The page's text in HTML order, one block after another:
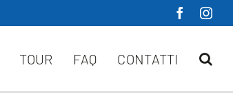
TOUR FAQ CONTATTI